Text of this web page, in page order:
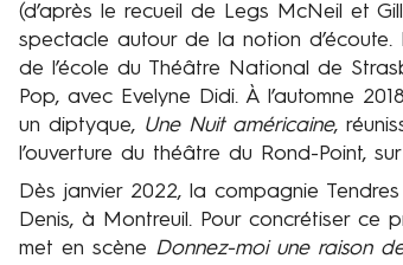
(d’après le recueil de Legs McNeil et
spectacle autour de la notion
de l’école du Théâtre National de
Pop, avec Evelyne Didi. À l’automne
un diptyque, Une Nuit américaine,
l’ouverture du théâtre du Rond-Point,
Dès janvier 2022, la compagnie
Denis, à Montreuil. Pour concrétiser
met en scène Donnez-moi une raison